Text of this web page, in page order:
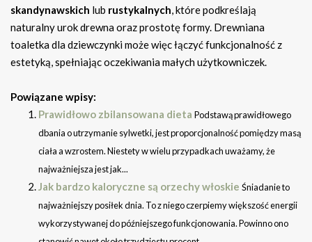
skandynawskich lub rustykalnych, które podkreślają
naturalny urok drewna oraz prostotę formy. Drewniana
toaletka dla dziewczynki może więc łączyć funkcjonalność z
estetyką, spełniając oczekiwania małych użytkowniczek.
Powiązane wpisy:
Prawidłowo zbilansowana dieta Podstawą prawidłowego
dbania o utrzymanie sylwetki, jest proporcjonalność pomiędzy masą
ciała a wzrostem. Niestety w wielu przypadkach uważamy, że
najważniejsza jest jak...
Jak bardzo kaloryczne są orzechy włoskie Śniadanie to
najważniejszy posiłek dnia. To z niego czerpiemy większość energii
wykorzystywanej do późniejszego funkcjonowania. Powinno ono